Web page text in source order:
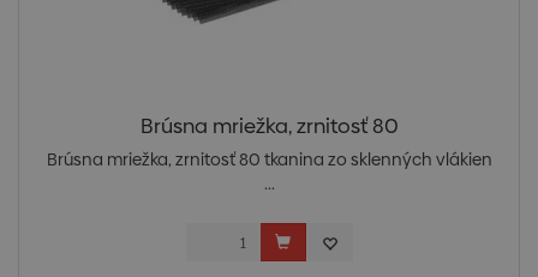
Brúsna mriežka, zrnitosť 80
Brúsna mriežka, zrnitosť 80 tkanina zo sklenných vlákien
...